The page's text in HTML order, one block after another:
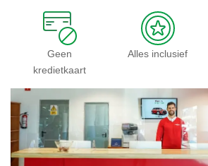
Geen
kredietkaart
Alles inclusief